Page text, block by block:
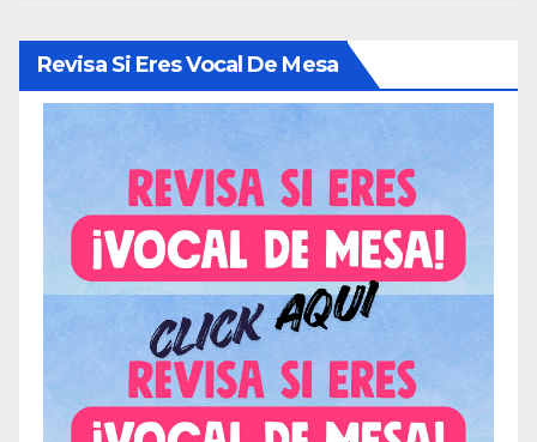
Revisa Si Eres Vocal De Mesa